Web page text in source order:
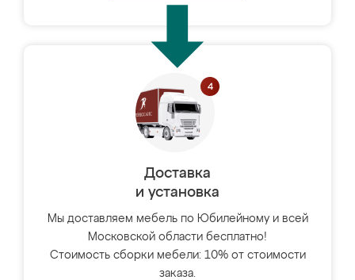
Доставка
и установка
Мы доставляем мебель по Юбилейному и всей
Московской области бесплатно!
Стоимость сборки мебели: 10% от стоимости
заказа.